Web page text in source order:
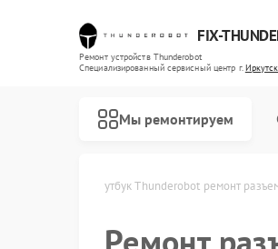
FIX-
Ремонт устройств Thunderobot
Специализированный cервисный центр г.Иркутск
Мы ремонтируем
Ноутбук Thunderobot ремонт